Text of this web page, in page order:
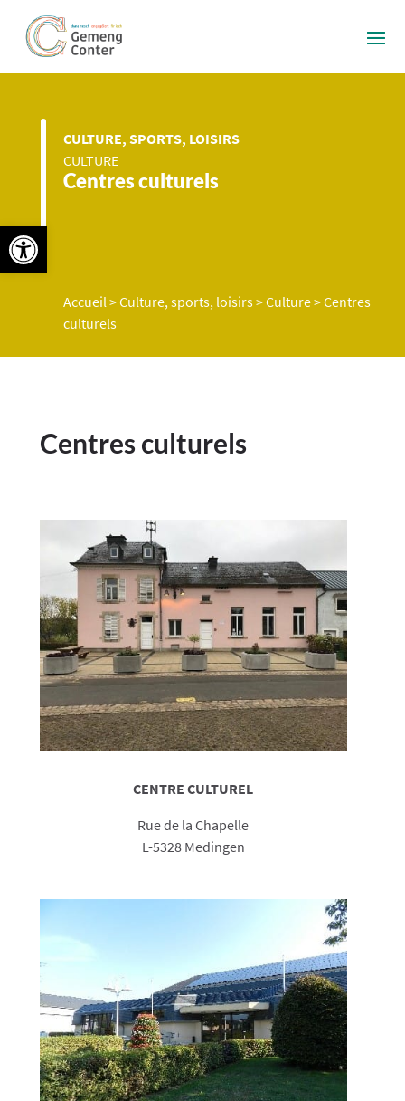
CULTURE, SPORTS, LOISIRS
CULTURE
Centres culturels
Accueil>Culture, sports, loisirs>Culture>Centres
culturels
Centres culturels
CENTRE CULTUREL
Rue de la Chapelle
L-5328 Medingen
Ouvrir la barre d’outils